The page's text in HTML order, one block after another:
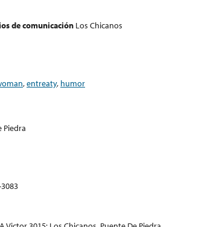
de comunicación Los Chicanos
,entreaty, humor
Piedra